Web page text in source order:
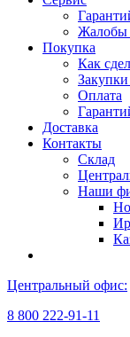
Жалобы
Покупка
Как
Оплата
Доставка
Контакты
Склад
Наши
Центральный офис:
8 800 222-91-11